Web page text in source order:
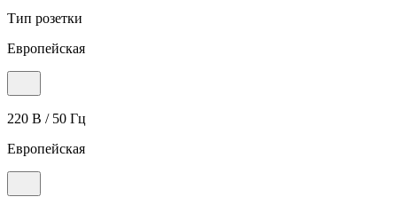
Тип розетки
Европейская
220 В / 50 Гц
Европейская